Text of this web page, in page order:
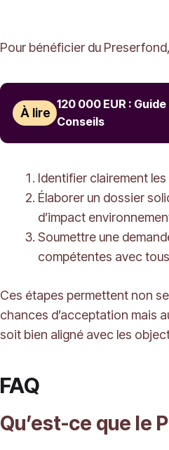
Pour bénéficier du
À lire
120 000 EUR :
Conseils
Identifier clairement
Élaborer un dossier
d’impact
Soumettre une
compétentes avec
Ces étapes permettent non
chances d’acceptation mais
soit bien aligné avec les
FAQ
Qu’est-ce que le